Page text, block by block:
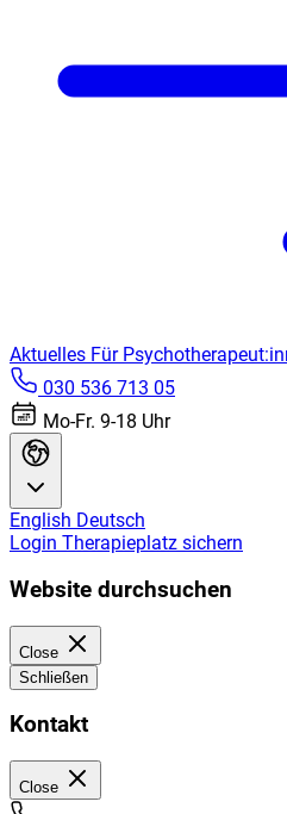
Aktuelles Für
030 536 713 05
Mo-Fr. 9-18 Uhr
English Deutsch
Login Therapieplatz sichern
Website durchsuchen
Close
Schließen
Kontakt
Close